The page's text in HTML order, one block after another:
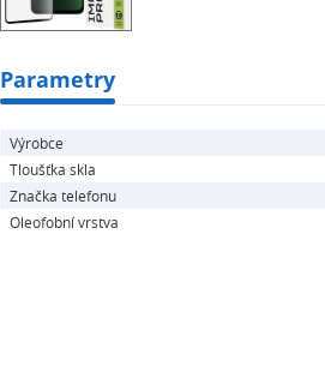
tvarem telefonu v názvu produktu.
Parametry
Výrobce
Tloušťka skla
Značka telefonu
Oleofobní vrstva